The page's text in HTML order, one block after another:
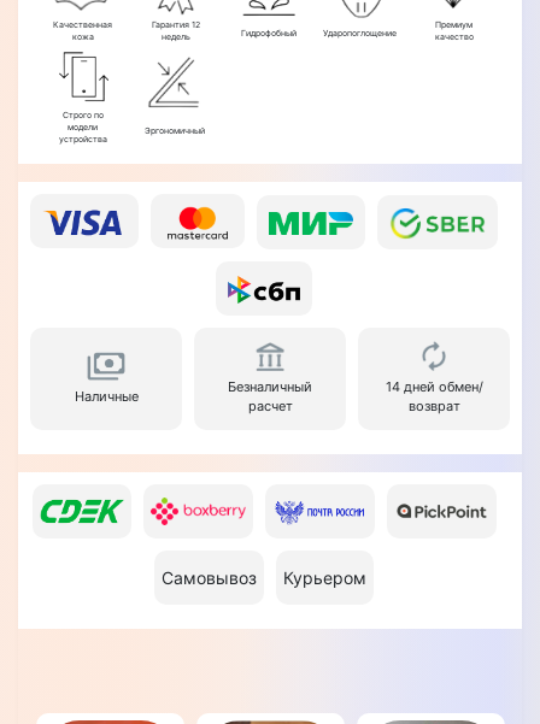
Качественная
кожа
Гарантия 12
недель
Гидрофобный Ударопоглощение
Премиум
качество
Строго по
модели
устройства
Эргономичный
Наличные
Безналичный
расчет
14 дней обмен/
возврат
Самовывоз Курьером